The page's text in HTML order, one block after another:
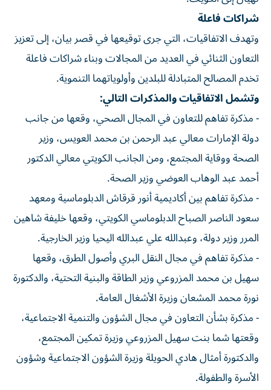
شراكات فاعلة
وتهدف الاتفاقيات، التي جرى توقيعها في قصر بيان، إلى تعزيز
التعاون الثنائي في العديد من المجالات وبناء شراكات فاعلة
تخدم المصالح المتبادلة للبلدين وأولوياتهما التنموية.
وتشمل الاتفاقيات والمذكرات التالي:
- مذكرة تفاهم للتعاون في المجال الصحي، وقعها من جانب
دولة الإمارات معالي عبد الرحمن بن محمد العويس، وزير
الصحة ووقاية المجتمع، ومن الجانب الكويتي معالي الدكتور
أحمد عبد الوهاب العوضي وزير الصحة.
- مذكرة تفاهم بين أكاديمية أنور قرقاش الدبلوماسية ومعهد
سعود الناصر الصباح الدبلوماسي الكويتي، وقعها خليفة شاهين
المرر وزير دولة، وعبدالله علي عبدالله اليحيا وزير الخارجية.
- مذكرة تفاهم في مجال النقل البري وأصول الطرق، وقعها
سهيل بن محمد المزروعي وزير الطاقة والبنية التحتية، والدكتورة
نورة محمد المشعان وزيرة الأشغال العامة.
- مذكرة بشأن التعاون في مجال الشؤون والتنمية الاجتماعية،
وقعتها شما بنت سهيل المزروعي وزيرة تمكين المجتمع،
والدكتورة أمثال هادي الحويلة وزيرة الشؤون الاجتماعية وشؤون
الأسرة والطفولة.